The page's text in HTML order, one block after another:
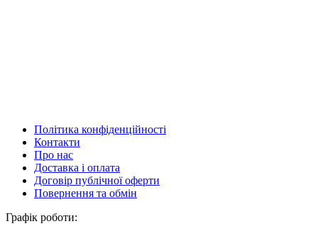
Політика конфіденційності
Контакти
Про нас
Доставка і оплата
Договір публічної оферти
Повернення та обмін
Графік роботи: